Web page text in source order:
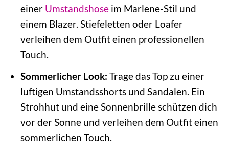
einer Umstandshoseim Marlene-Stil und
einem Blazer. Stiefeletten oder Loafer
verleihen dem Outfit einen professionellen
Touch.
Sommerlicher Look: Trage das Top zu einer
luftigen Umstandsshorts und Sandalen. Ein
Strohhut und eine Sonnenbrille schützen dich
vor der Sonne und verleihen dem Outfit einen
sommerlichen Touch.